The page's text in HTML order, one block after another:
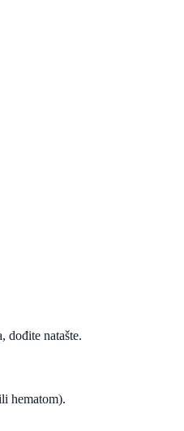
dođite natašte.
hematom).